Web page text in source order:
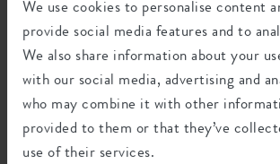
We use cookies to personalise content
provide social media features and to
We also share information about your
with our social media, advertising and
who may combine it with other
provided to them or that they’ve
use of their services.
0,178
Gemiddelde uitstoot
energie voor de
product
De uitstoot per product is gebaseerd op de
CO2 uitstoot van de elho groep. Om de